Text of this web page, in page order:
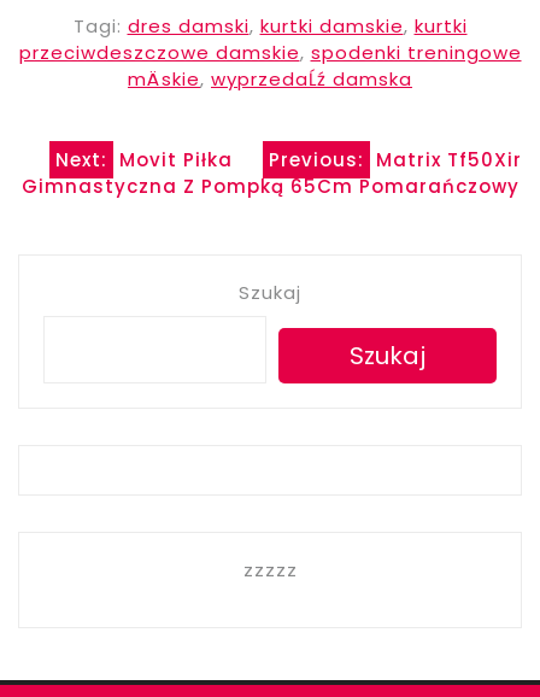
Tagi: dres damski, kurtki damskie, kurtki
przeciwdeszczowe damskie, spodenki treningowe
mÄskie, wyprzedaĹź damska
Nawigacja
wpisu
Previous: Matrix Tf50Xir
Next:
Movit Piłka
Gimnastyczna Z Pompką 65Cm Pomarańczowy
Szukaj
Szukaj
zzzzz